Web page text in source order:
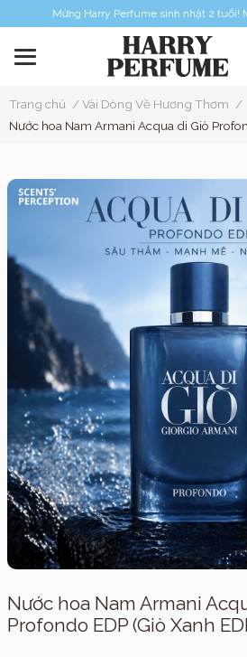
Mừng Harry Perfume sinh nhật 2 tuổi!
Trang chủ /Vài Dòng Về Hương Thơm /
Nước hoa Nam Armani Acqua di Giò
Nước hoa Nam Armani
Profondo EDP (Giò Xanh